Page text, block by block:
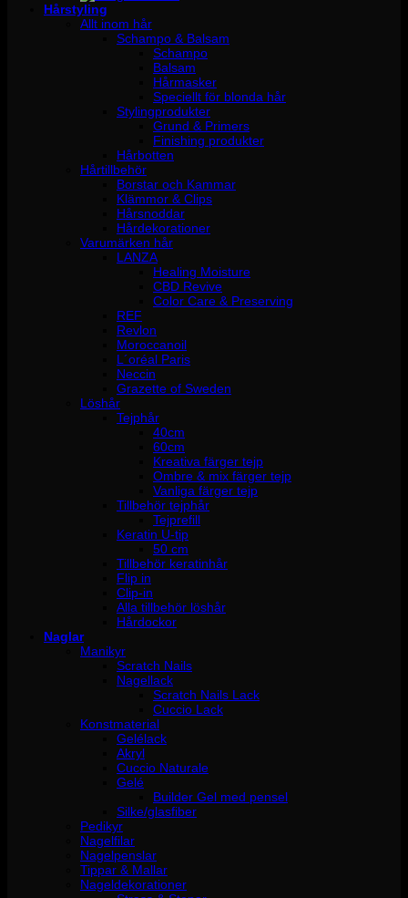
Hårstyling
Allt inom hår
Schampo & Balsam
Schampo
Balsam
Hårmasker
Speciellt för blonda hår
Stylingprodukter
Grund & Primers
Finishing produkter
Hårbotten
Hårtillbehör
Borstar och Kammar
Klämmor & Clips
Hårsnoddar
Hårdekorationer
Varumärken hår
LANZA
Healing Moisture
CBD Revive
Color Care & Preserving
REF
Revlon
Moroccanoil
L´oréal Paris
Neccin
Grazette of Sweden
Löshår
Tejphår
40cm
60cm
Kreativa färger tejp
Ombre & mix färger tejp
Vanliga färger tejp
Tillbehör tejphår
Tejprefill
Keratin U-tip
50 cm
Tillbehör keratinhår
Flip in
Clip-in
Alla tillbehör löshår
Hårdockor
Naglar
Manikyr
Scratch Nails
Nagellack
Scratch Nails Lack
Cuccio Lack
Konstmaterial
Gelélack
Akryl
Cuccio Naturale
Gelé
Builder Gel med pensel
Silke/glasfiber
Pedikyr
Nagelfilar
Nagelpenslar
Tippar & Mallar
Nageldekorationer